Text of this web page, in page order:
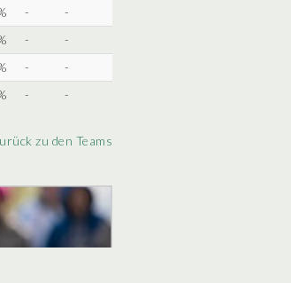
-
-
-
-
-
-
- -
zu den Teams